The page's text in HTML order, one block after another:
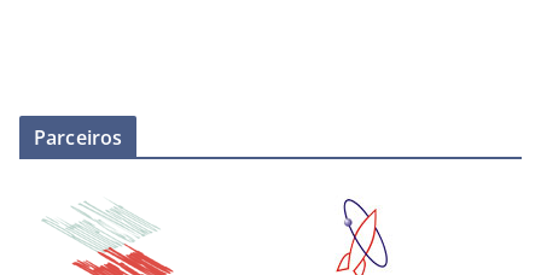
Parceiros